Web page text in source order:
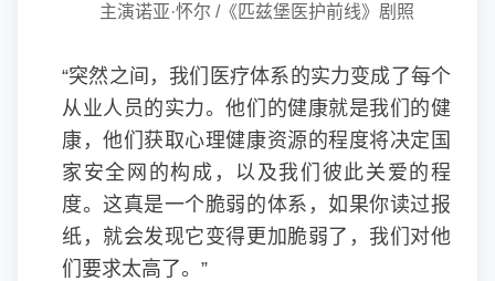
主演诺亚·怀尔 /《匹兹堡医护前线》剧照
“突然之间，我们医疗体系的实力变成了每个
从业人员的实力。他们的健康就是我们的健
康，他们获取心理健康资源的程度将决定国
家安全网的构成，以及我们彼此关爱的程
度。这真是一个脆弱的体系，如果你读过报
纸，就会发现它变得更加脆弱了，我们对他
们要求太高了。”